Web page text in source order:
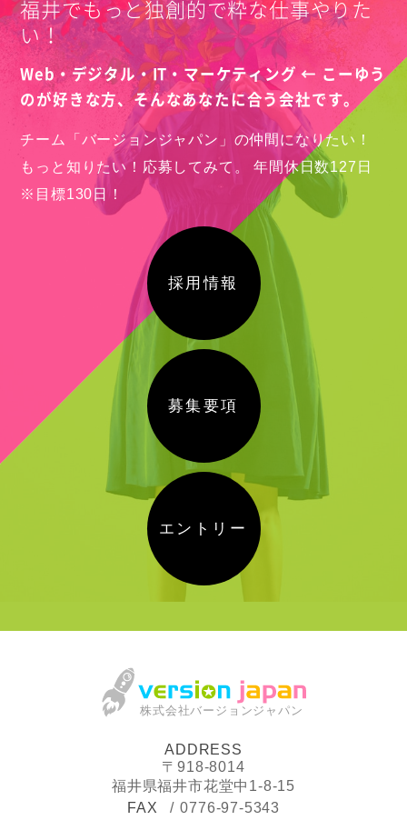
福井でもっと独創的で粋な仕事やりた
い！
Web・デジタル・IT・マーケティング ← こーゆう
のが好きな方、そんなあなたに合う会社です。
チーム「バージョンジャパン」の仲間になりたい！
もっと知りたい！応募してみて。
年間休日数127日
※目標130日！
採用情報
募集要項
エントリー
株式会社バージョンジャパン
ADDRESS
〒918-8014
福井県福井市花堂中1-8-15
FAX
0776-97-5343